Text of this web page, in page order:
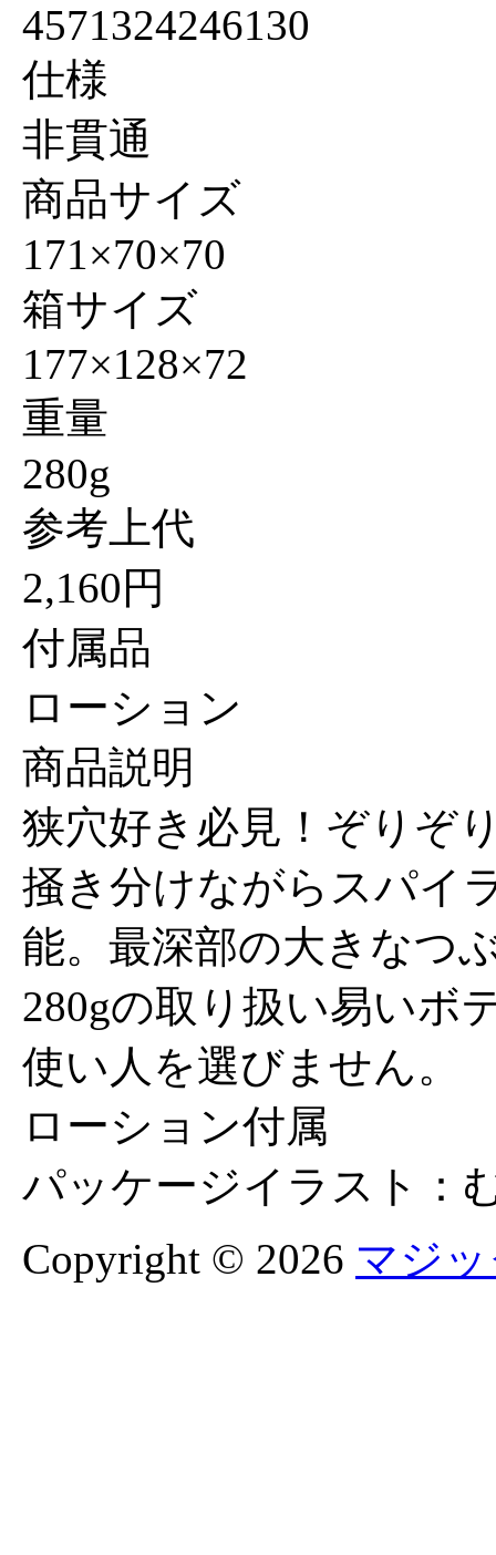
4571324246130
仕様
非貫通
商品サイズ
171×70×70
箱サイズ
177×128×72
重量
280g
参考上代
2,160円
付属品
ローション
商品説明
狭穴好き必見！ぞりぞ
掻き分けながらスパイ
能。最深部の大きなつ
280gの取り扱い易いボ
使い人を選びません。
ローション付属
パッケージイラスト：
Copyright © 2026 マジ